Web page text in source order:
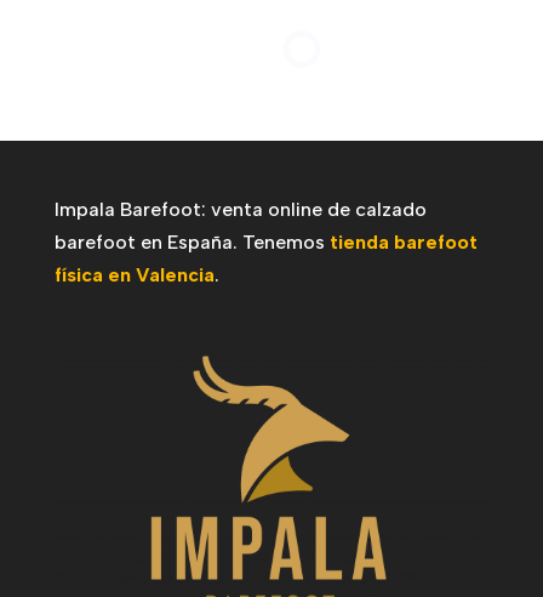
Impala Barefoot: venta online de calzado
barefoot en España. Tenemos tienda barefoot
física en Valencia.